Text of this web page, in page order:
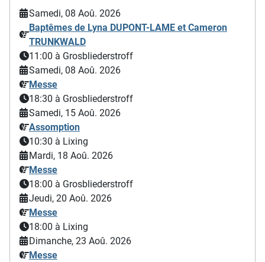
Samedi, 08 Aoû. 2026
Baptêmes de Lyna DUPONT-LAME et Cameron
TRUNKWALD
11:00 à Grosbliederstroff
Samedi, 08 Aoû. 2026
Messe
18:30 à Grosbliederstroff
Samedi, 15 Aoû. 2026
Assomption
10:30 à Lixing
Mardi, 18 Aoû. 2026
Messe
18:00 à Grosbliederstroff
Jeudi, 20 Aoû. 2026
Messe
18:00 à Lixing
Dimanche, 23 Aoû. 2026
Messe